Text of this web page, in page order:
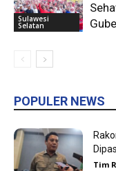
Sulawesi
Selatan
POPULER NEWS
Tim